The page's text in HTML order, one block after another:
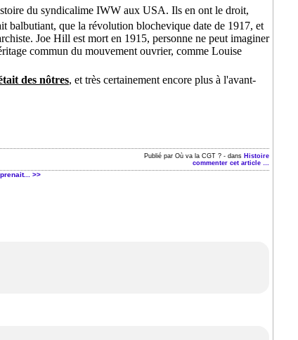
du syndicalime IWW aux USA. Ils en ont le droit,
balbutiant, que la révolution blochevique date de 1917, et
Joe Hill est mort en 1915, personne ne peut imaginer
commun du mouvement ouvrier, comme Louise
des nôtres, et très certainement encore plus à l'avant-
Publié par Où va la CGT ? -dans Histoire
commenter cet article …
>>